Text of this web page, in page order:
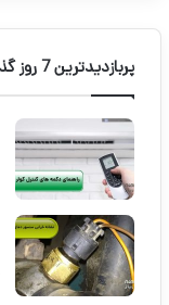
پربازدیدترین 7 روز گذشته